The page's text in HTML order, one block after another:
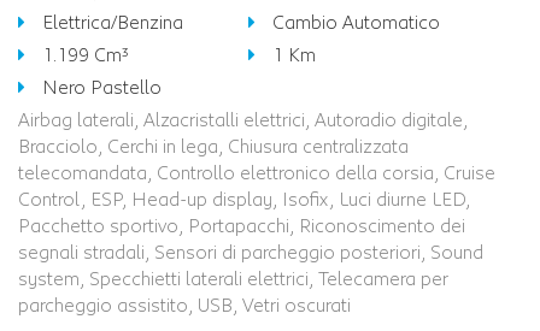
Elettrica/Benzina
Cambio Automatico
1.199 Cm³
1 Km
Nero Pastello
Airbag laterali, Alzacristalli elettrici, Autoradio digitale,
Bracciolo, Cerchi in lega, Chiusura centralizzata
telecomandata, Controllo elettronico della corsia, Cruise
Control, ESP, Head-up display, Isofix, Luci diurne LED,
Pacchetto sportivo, Portapacchi, Riconoscimento dei
segnali stradali, Sensori di parcheggio posteriori, Sound
system, Specchietti laterali elettrici, Telecamera per
parcheggio assistito, USB, Vetri oscurati